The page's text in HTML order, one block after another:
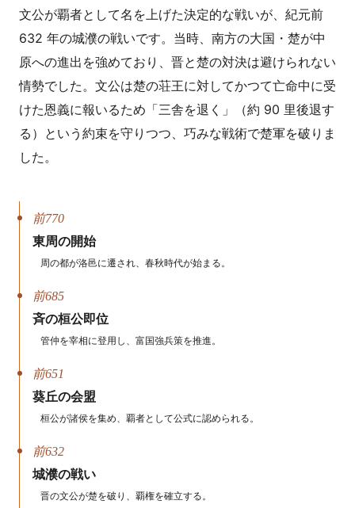
文公が覇者として名を上げた決定的な戦いが、紀元前
632 年の城濮の戦いです。当時、南方の大国・楚が中
原への進出を強めており、晋と楚の対決は避けられない
情勢でした。文公は楚の荘王に対してかつて亡命中に受
けた恩義に報いるため「三舎を退く」（約 90 里後退す
る）という約束を守りつつ、巧みな戦術で楚軍を破りま
した。
前770
東周の開始
周の都が洛邑に遷され、春秋時代が始まる。
前685
斉の桓公即位
管仲を宰相に登用し、富国強兵策を推進。
前651
葵丘の会盟
桓公が諸侯を集め、覇者として公式に認められる。
前632
城濮の戦い
晋の文公が楚を破り、覇権を確立する。